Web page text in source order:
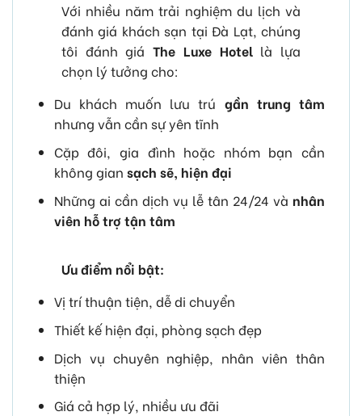
Với nhiều năm trải nghiệm du lịch và
đánh giá khách sạn tại Đà Lạt, chúng
tôi đánh giáThe Luxe Hotellà lựa
chọn lý tưởng cho:
Du khách muốn lưu trú gần trung tâm
nhưng vẫn cần sự yên tĩnh
Cặp đôi, gia đình hoặc nhóm bạn cần
không gian sạch sẽ, hiện đại
Những ai cần dịch vụ lễ tân 24/24 và nhân
viên hỗ trợ tận tâm
Ưu điểm nổi bật:
Vị trí thuận tiện, dễ di chuyển
Thiết kế hiện đại, phòng sạch đẹp
Dịch vụ chuyên nghiệp, nhân viên thân
thiện
Giá cả hợp lý, nhiều ưu đãi